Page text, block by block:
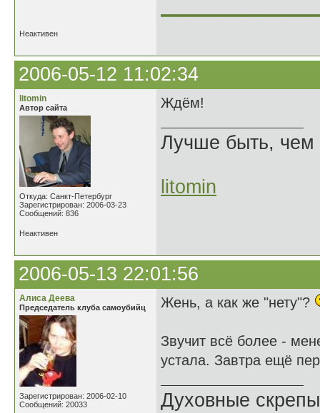
Неактивен
2006-05-12 11:02:34
litomin
Автор сайта
Откуда: Санкт-Петербург
Зарегистрирован: 2006-03-23
Сообщений: 836
Ждём!
Лучше быть, чем
litomin
Неактивен
2006-05-13 22:01:56
Алиса Деева
Председатель клуба самоубийц
Зарегистрирован: 2006-02-10
Сообщений: 20033
Жень, а как же "нету"?
Звучит всё более -
устала. Завтра ещё
Духовные